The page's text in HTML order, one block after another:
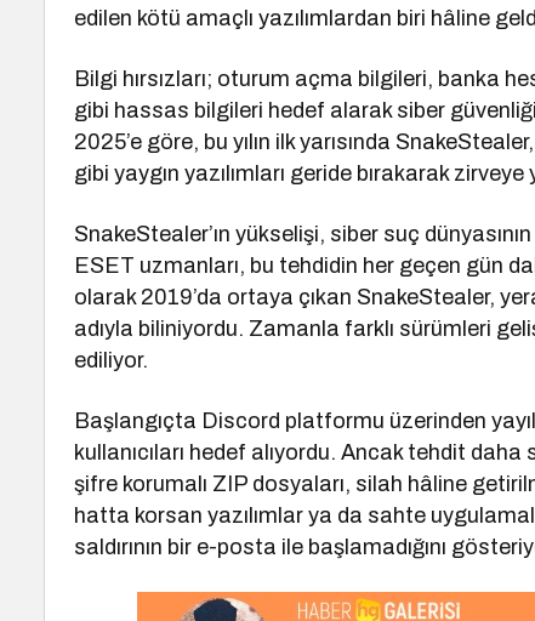
edilen kötü amaçlı yazılımlardan biri hâline
Bilgi hırsızları; oturum açma bilgileri, banka
gibi hassas bilgileri hedef alarak siber
2025’e göre, bu yılın ilk yarısında
gibi yaygın yazılımları geride bırakarak zirveye
SnakeStealer’ın yükselişi, siber suç
ESET uzmanları, bu tehdidin her geçen gün
olarak 2019’da ortaya çıkan SnakeStealer,
adıyla biliniyordu. Zamanla farklı sürümleri
ediliyor.
Başlangıçta Discord platformu üzerinden
kullanıcıları hedef alıyordu. Ancak tehdit
şifre korumalı ZIP dosyaları, silah hâline
hatta korsan yazılımlar ya da sahte
saldırının bir e-posta ile başlamadığını